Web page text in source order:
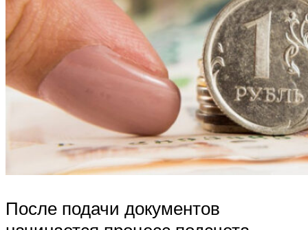
После подачи документов